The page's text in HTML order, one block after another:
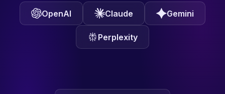
OpenAI Claude Gemini
Perplexity